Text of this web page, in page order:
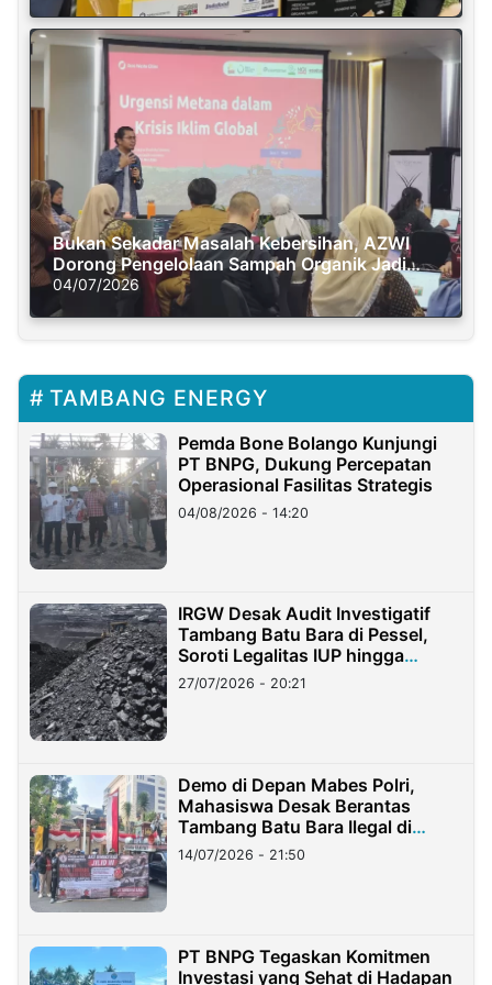
Bukan Sekadar Masalah Kebersihan, AZWI
Dorong Pengelolaan Sampah Organik Jadi
Solusi Krisis Iklim
04/07/2026
TAMBANG ENERGY
Pemda Bone Bolango Kunjungi
PT BNPG, Dukung Percepatan
Operasional Fasilitas Strategis
04/08/2026 - 14:20
IRGW Desak Audit Investigatif
Tambang Batu Bara di Pessel,
Soroti Legalitas IUP hingga
Stockpile
27/07/2026 - 20:21
Demo di Depan Mabes Polri,
Mahasiswa Desak Berantas
Tambang Batu Bara Ilegal di
Lampung
14/07/2026 - 21:50
PT BNPG Tegaskan Komitmen
Investasi yang Sehat di Hadapan